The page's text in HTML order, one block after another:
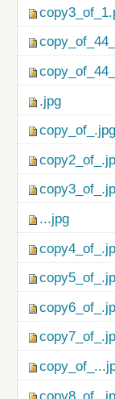
.jpg
copy_of_.jpg
...jpg